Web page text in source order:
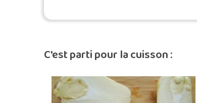
C'est parti pour la cuisson :